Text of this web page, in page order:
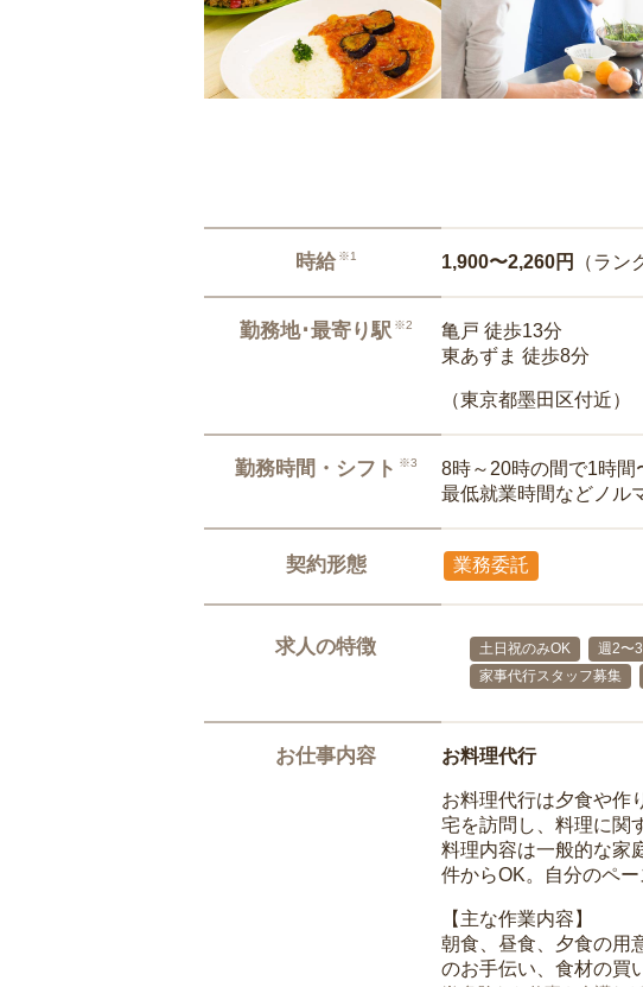
時給 ※1 1,900〜2,260円 （ラ
勤務地･最寄り駅 ※2
亀戸 徒歩13分
東あずま 徒歩8分
（東京都墨田区付近）
勤務時間・シフト ※3
8時～20時の間で1時
最低就業時間などノル
契約形態 業務委託
求人の特徴 土日祝のみOK 週2〜
家事代行スタッフ募集
お仕事内容 お料理代行
お料理代行は夕食や作
宅を訪問し、料理に関
料理内容は一般的な家
件からOK。自分のペ
【主な作業内容】
朝食、昼食、夕食の用
のお手伝い、食材の買